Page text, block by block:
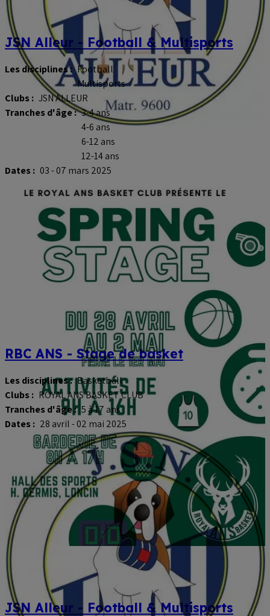
JSN Alleur - Football & Multisports
Les disciplines : Football
Multisports
Clubs : JSN ALLEUR
Tranches d'âge : 3-4 ans
4-6 ans
6-12 ans
12-14 ans
Dates : 03 - 07 mars 2025
RBC ANS - Stage de basket
Les disciplines : Basketball
Clubs : ROYAL ANS BASKET CLUB
Tranches d'âge : 5 à 17 ans
Dates : 28 avril - 02 mai 2025
JSN Alleur - Football & Multisports